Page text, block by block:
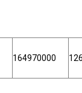
164970000